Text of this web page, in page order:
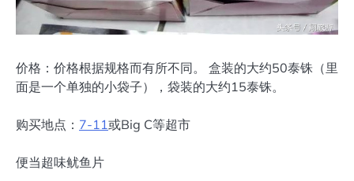
价格：价格根据规格而有所不同。 盒装的大约50泰铢（里
面是一个单独的小袋子），袋装的大约15泰铢。
购买地点： 7-11或Big C等超市
便当超味鱿鱼片